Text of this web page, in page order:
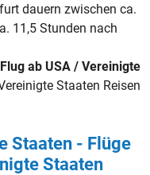
dauern zwischen ca.
11,5 Stunden nach
ab USA / Vereinigte
Staaten Reisen
Staaten - Flüge
Staaten